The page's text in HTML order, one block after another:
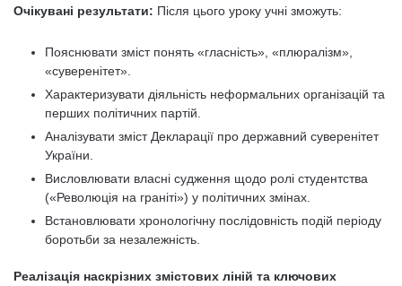
Очікувані результати: Після цього уроку учні зможуть:
Пояснювати зміст понять «гласність», «плюралізм»,
«суверенітет».
Характеризувати діяльність неформальних організацій та
перших політичних партій.
Аналізувати зміст Декларації про державний суверенітет
України.
Висловлювати власні судження щодо ролі студентства
(«Революція на граніті») у політичних змінах.
Встановлювати хронологічну послідовність подій періоду
боротьби за незалежність.
Реалізація наскрізних змістових ліній та ключових